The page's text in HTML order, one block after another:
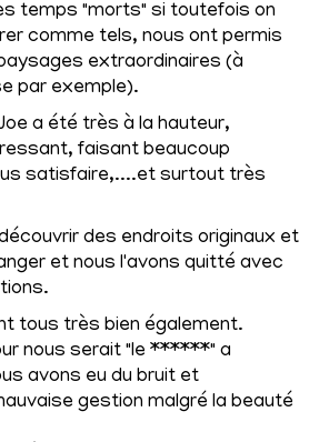
temps "morts" si toutefois on
comme tels, nous ont permis
extraordinaires (à
par exemple).
a été très à la hauteur,
faisant beaucoup
satisfaire,....et surtout très
des endroits originaux et
et nous l'avons quitté avec
tous très bien également.
nous serait "le ******" a
avons eu du bruit et
gestion malgré la beauté